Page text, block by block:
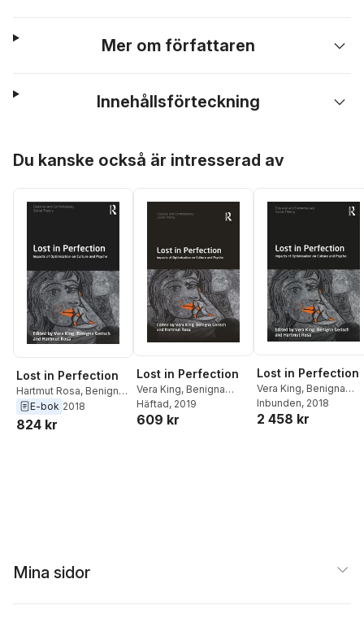
Mer om författaren
Innehållsförteckning
Du kanske också är intresserad av
Lost in Perfection
Hartmut Rosa, Benigna
Gerisch,Vera King
E-bok 2018
824 kr
Lost in Perfection
Vera King, Benigna
Gerisch ,Hartmut Rosa
Häftad, 2019
609 kr
Lost in Perfection
Vera King, Benigna
Gerisch,Hartmut Rosa
Inbunden, 2018
2 458 kr
Mina sidor